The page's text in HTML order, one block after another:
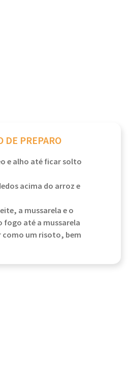
DE PREPARO
e alho até ficar solto
acima do arroz e
a mussarela e o
fogo até a mussarela
como um risoto, bem